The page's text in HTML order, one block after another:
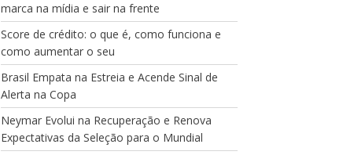
marca na mídia e sair na frente
Score de crédito: o que é, como funciona e
como aumentar o seu
Brasil Empata na Estreia e Acende Sinal de
Alerta na Copa
Neymar Evolui na Recuperação e Renova
Expectativas da Seleção para o Mundial